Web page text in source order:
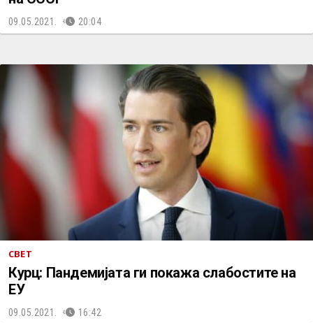
09.05.2021. 20:04
СВЕТ
Курц: Пандемијата ги покажа слабостите на
ЕУ
09.05.2021. 16:42